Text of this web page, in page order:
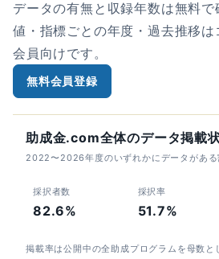
データの有無と収録年数は無料
値・指標ごとの年度・過去推移
会員向けです。
無料会員登録
助成金.com全体のデータ掲載
2022〜2026年度のいずれかにデータがある
採択者数
82.6%
採択率
51.7%
掲載率は公開中の全助成プログラムを母数と